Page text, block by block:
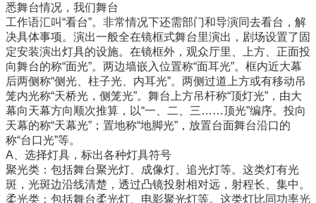
悉舞台情况，我们舞台
工作语汇叫“看台”。非常情况下还需部门和导演同去看台，解
决具体事项。演出一般全在镜框式舞台里演出，剧场设置了固
定安装演出灯具的设施。在镜框外，观众厅里、上方、正面投
向舞台的称“面光”。两边墙嵌入位置称“面耳光”。框内近大幕
后两侧称“侧光、柱子光、内耳光”。两侧过道上方或有移动吊
笼内光称“天桥光，侧笼光”。舞台上方吊杆称“顶灯光”，由大
幕向天幕方向顺次推算，以“一、二、三……顶光”编序。投向
天幕的称“天幕光”；置地称“地脚光”，放置台面舞台沿口的
称“台口光”等。
A、选择灯具，标出各种灯具符号
聚光类：包括舞台聚光灯、成像灯、追光灯等。这类灯有光
斑，光斑边沿线清楚，透过凸镜投射相对远，射程长、集中。
柔光类：包括舞台柔光灯、电影聚光灯等。这类灯比同功率光